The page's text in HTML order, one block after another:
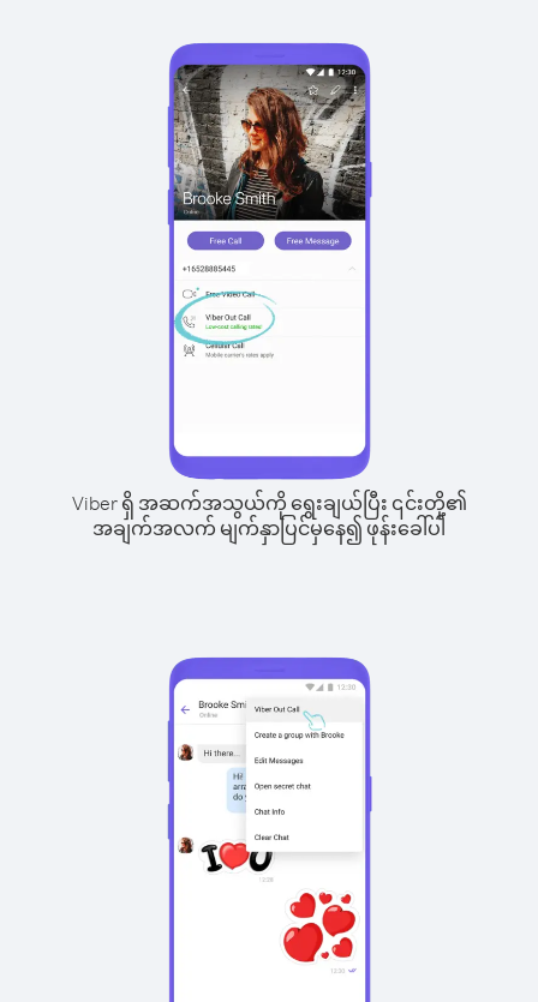
Viber ရှိ အဆက်အသွယ်ကို ရွေးချယ်ပြီး ၎င်းတို့၏
အချက်အလက် မျက်နှာပြင်မှနေ၍ ဖုန်းခေါ်ပါ